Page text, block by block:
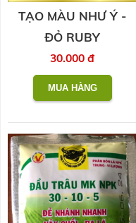
TẠO MÀU NHƯ Ý -
ĐỎ RUBY
30.000 đ